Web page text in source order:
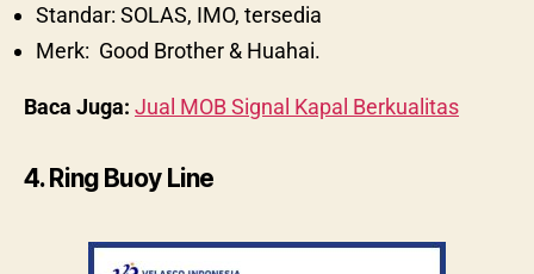
Standar: SOLAS, IMO, tersedia
Merk: Good Brother & Huahai.
Baca Juga: Jual MOB Signal Kapal Berkualitas
4. Ring Buoy Line